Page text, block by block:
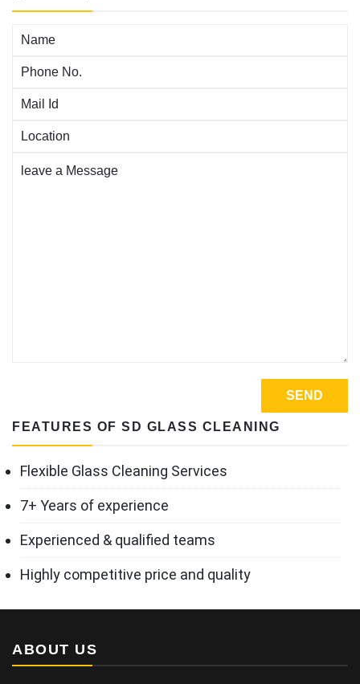
FEATURES OF SD GLASS CLEANING
Flexible Glass Cleaning Services
7+ Years of experience
Experienced & qualified teams
Highly competitive price and quality
ABOUT US